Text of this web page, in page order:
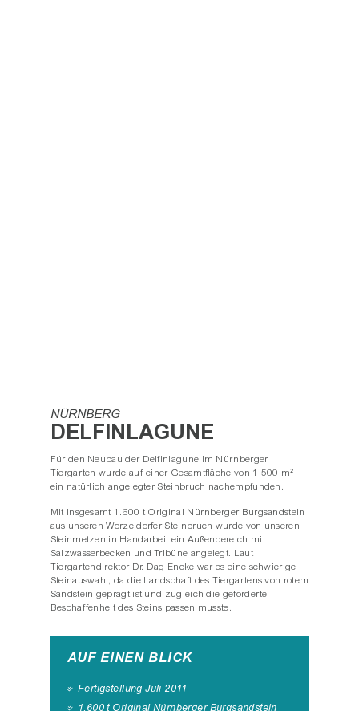
NÜRNBERG
DELFINLAGUNE
Für den Neubau der Delfinlagune im Nürnberger
Tiergarten wurde auf einer Gesamtfläche von 1.500 m²
ein natürlich angelegter Steinbruch nachempfunden.
Mit insgesamt 1.600 t Original Nürnberger Burgsandstein
aus unseren Worzeldorfer Steinbruch wurde von unseren
Steinmetzen in Handarbeit ein Außenbereich mit
Salzwasserbecken und Tribüne angelegt. Laut
Tiergartendirektor Dr. Dag Encke war es eine schwierige
Steinauswahl, da die Landschaft des Tiergartens von rotem
Sandstein geprägt ist und zugleich die geforderte
Beschaffenheit des Steins passen musste.
AUF EINEN BLICK
Fertigstellung Juli 2011
1.600 t Original Nürnberger Burgsandstein